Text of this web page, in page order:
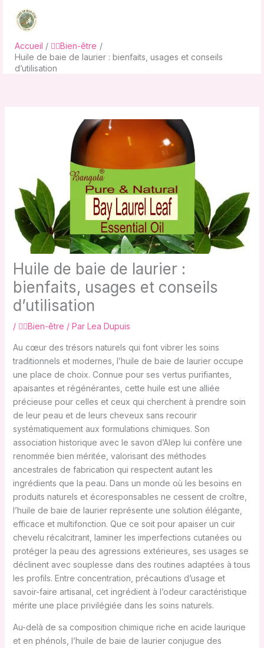
contenu
Accueil
🧘‍♀️Bien-être
Huile de baie de laurier : bienfaits, usages et conseils
d’utilisation
Huile de baie de laurier :
bienfaits, usages et conseils
d’utilisation
/ 🧘‍♀️Bien-être / Par Lea Dupuis
Au cœur des trésors naturels qui font vibrer les soins
traditionnels et modernes, l’huile de baie de laurier occupe
une place de choix. Connue pour ses vertus purifiantes,
apaisantes et régénérantes, cette huile est une alliée
précieuse pour celles et ceux qui cherchent à prendre soin
de leur peau et de leurs cheveux sans recourir
systématiquement aux formulations chimiques. Son
association historique avec le savon d’Alep lui confère une
renommée bien méritée, valorisant des méthodes
ancestrales de fabrication qui respectent autant les
ingrédients que la peau. Dans un monde où les besoins en
produits naturels et écoresponsables ne cessent de croître,
l’huile de baie de laurier représente une solution élégante,
efficace et multifonction. Que ce soit pour apaiser un cuir
chevelu récalcitrant, laminer les imperfections cutanées ou
protéger la peau des agressions extérieures, ses usages se
déclinent avec souplesse dans des routines adaptées à tous
les profils. Entre concentration, précautions d’usage et
savoir-faire artisanal, cet ingrédient à l’odeur caractéristique
mérite une place privilégiée dans les soins naturels.
Au-delà de sa composition chimique riche en acide laurique
et en phénols, l’huile de baie de laurier conjugue des